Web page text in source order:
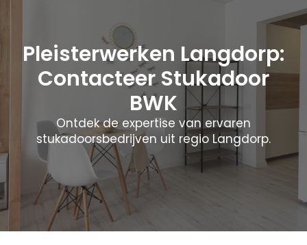
Pleisterwerken Langdorp:
Contacteer Stukadoor
BWK
Ontdek de expertise van ervaren
stukadoorsbedrijven uit regio Langdorp.